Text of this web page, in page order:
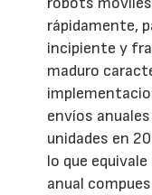
rápidamente,
incipiente y
maduro
envíos
unidades en
lo que
anual